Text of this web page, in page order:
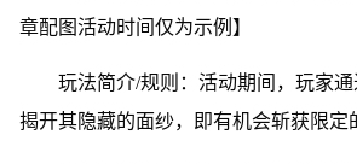
章配图活动时间仅为示例】
玩法简介/规则：活动期间，玩家通
揭开其隐藏的面纱，即有机会斩获限定